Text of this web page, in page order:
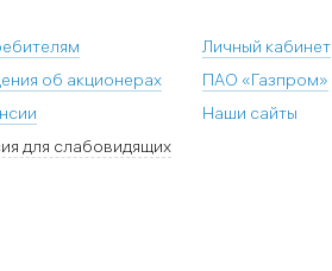
Личный кабинет
ПАО «Газпром»
Наши сайты
об акционерах
для слабовидящих